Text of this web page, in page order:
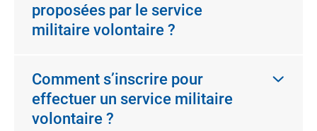
proposées par le service
militaire volontaire ?
Comment s’inscrire pour
effectuer un service militaire
volontaire ?